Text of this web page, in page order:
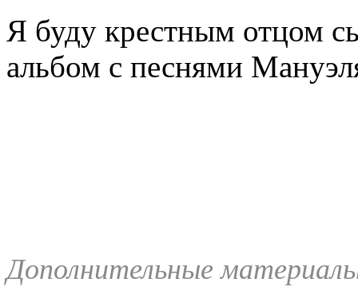
Я буду крестным отцом
альбом с песнями
Дополнительные